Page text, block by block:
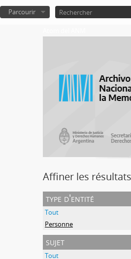
Parcourir
Affiner les
type d'entité
Tout
Personne
sujet
Tout